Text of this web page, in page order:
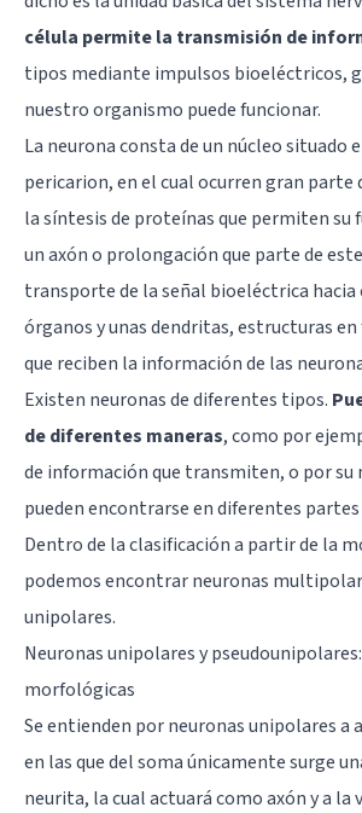
célula permite la transmisión de
tipos mediante impulsos bioeléctricos,
nuestro organismo puede funcionar.
La neurona consta de un núcleo situado
pericarion, en el cual ocurren gran parte
la síntesis de proteínas que permiten su
unaxóno prolongación que parte de
transporte de la señal bioeléctrica hacia
órganos y unasdendritas, estructuras
que reciben la información de las
Existen neuronas de diferentes tipos.
de diferentes maneras, como por
de información que transmiten, o por
pueden encontrarse en diferentes
Dentro de la clasificación a partir de la
podemos encontrar neuronas
unipolares.
Neuronas unipolares y
morfológicas
Se entienden por neuronas unipolares a
en las que del soma únicamente surge
neurita, la cual actuará como axón y a la